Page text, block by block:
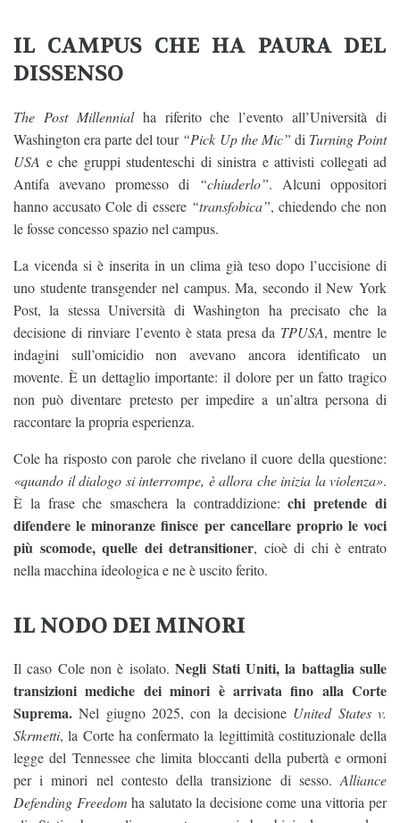
IL CAMPUS CHE HA PAURA DEL
DISSENSO
The Post Millennialha riferito che l’evento all’Università di
Washington era parte del tour “Pick Up the Mic” di Turning Point
USA e che gruppi studenteschi di sinistra e attivisti collegati ad
Antifa avevano promesso di “chiuderlo”. Alcuni oppositori
hanno accusato Cole di essere “transfobica”, chiedendo che non
le fosse concesso spazio nel campus.
La vicenda si è inserita in un clima già teso dopo l’uccisione di
uno studente transgender nel campus. Ma, secondo il New York
Post, la stessa Università di Washington ha precisato che la
decisione di rinviare l’evento è stata presa da TPUSA, mentre le
indagini sull’omicidio non avevano ancora identificato un
movente. È un dettaglio importante: il dolore per un fatto tragico
non può diventare pretesto per impedire a un’altra persona di
raccontare la propria esperienza.
Cole ha risposto con parole che rivelano il cuore della questione:
«quando il dialogo si interrompe, è allora che inizia la violenza».
È la frase che smaschera la contraddizione:chi pretende di
difendere le minoranze finisce per cancellare proprio le voci
più scomode, quelle dei detransitioner, cioè di chi è entrato
nella macchina ideologica e ne è uscito ferito.
IL NODO DEI MINORI
Il caso Cole non è isolato.Negli Stati Uniti, la battaglia sulle
transizioni mediche dei minori è arrivata fino alla Corte
Suprema. Nel giugno 2025, con la decisione United States v.
Skrmetti, la Corte ha confermato la legittimità costituzionale della
legge del Tennessee che limita bloccanti della pubertà e ormoni
per i minori nel contesto della transizione di sesso.Alliance
Defending Freedom ha salutato la decisione come una vittoria per